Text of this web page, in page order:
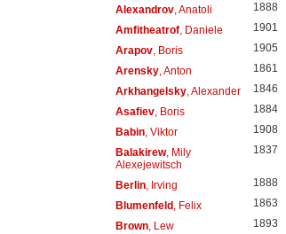
Alexandrov, Anatoli 1888
Amfitheatrof, Daniele 1901
Arapov, Boris 1905
Arensky, Anton 1861
Arkhangelsky, Alexander 1846
Asafiev, Boris 1884
Babin, Viktor 1908
Balakirew, Mily
Alexejewitsch
1837
Berlin, Irving 1888
Blumenfeld, Felix 1863
Brown, Lew 1893